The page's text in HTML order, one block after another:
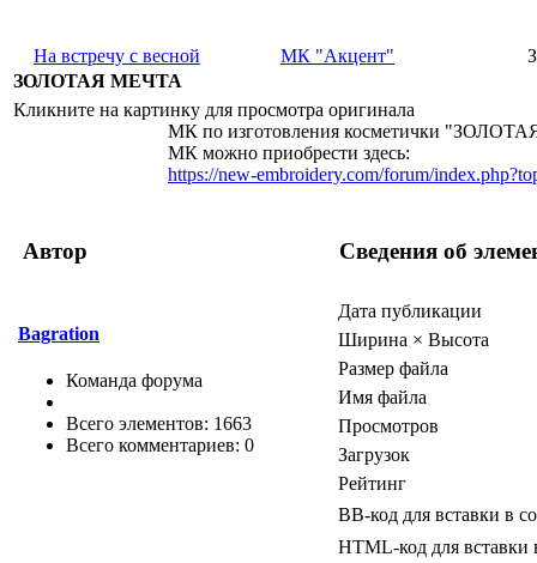
На встречу с весной МК "Акцент"
ЗОЛОТАЯ МЕЧТА
Кликните на картинку для просмотра оригинала
МК по изготовления косметички
МК можно приобрести здесь:
https://new-embroidery.com/forum/
Автор Сведения об
Bagration
Команда форума
Всего элементов: 1663
Всего комментариев: 0
Дата публикации
Ширина × Высота
Размер файла
Имя файла
Просмотров
Загрузок
Рейтинг
BB-код для вставки в
HTML-код для вставки